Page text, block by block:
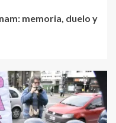
memoria, duelo y